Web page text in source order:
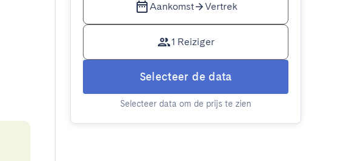
Aankomst Vertrek
1 Reiziger
Selecteer de data
Selecteer data om de prijs te zien